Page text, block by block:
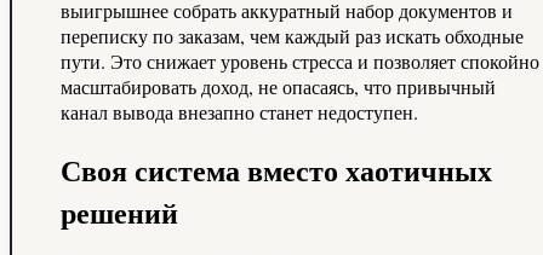
выигрышнее собрать аккуратный набор документов и
переписку по заказам, чем каждый раз искать обходные
пути. Это снижает уровень стресса и позволяет спокойно
масштабировать доход, не опасаясь, что привычный
канал вывода внезапно станет недоступен.
Своя система вместо хаотичных
решений